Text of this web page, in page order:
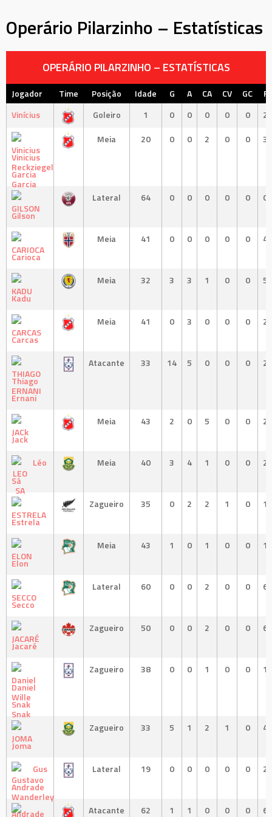
Operário Pilarzinho – Estatísticas
OPERÁRIO PILARZINHO – ESTATÍSTICAS
Jogador Time Posição Idade G A CA CV GC
F
Vinícius
Goleiro 1 0 0 0 0 0 2
Vinicius
Garcia
Meia 20 0 0 2 0 0 3
Gilson
Lateral 64 0 0 0 0 0 0
Carioca
Meia 41 0 0 0 0 0 4
Kadu
Meia 32 3 3 1 0 0 5
Carcas
Meia 41 0 3 0 0 0 2
Thiago
Ernani
Atacante 33 14 5 0 0 0 2
Jack
Meia 43 2 0 5 0 0 2
Léo
Sá
Meia 40 3 4 1 0 0 2
Estrela
Zagueiro 35 0 2 2 1 0 1
Elon
Meia 43 1 0 1 0 0 1
Secco
Lateral 60 0 0 2 0 0 6
Jacaré
Zagueiro 50 0 0 2 0 0 6
Daniel
Snak
Zagueiro 38 0 0 1 0 0 1
Joma
Zagueiro 33 5 1 2 1 0 4
Gus
Andrade
Lateral 19 0 0 0 0 0 2
Atacante 62 1 1 0 0 0 6